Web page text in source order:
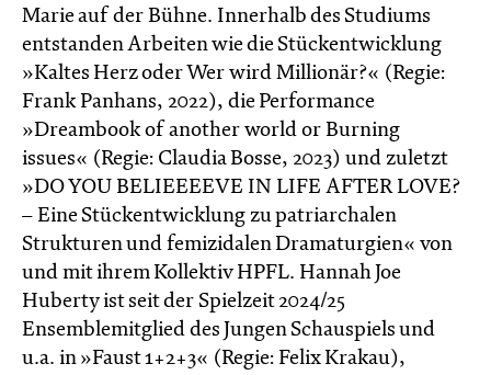
Marie auf der Bühne. Innerhalb des Studiums
entstanden Arbeiten wie die Stückentwicklung
»Kaltes Herz oder Wer wird Millionär?« (Regie:
Frank Panhans, 2022), die Performance
»Dreambook of another world or Burning
issues« (Regie: Claudia Bosse, 2023) und zuletzt
»DO YOU BELIEEEEVE IN LIFE AFTER LOVE?
– Eine Stückentwicklung zu patriarchalen
Strukturen und femizidalen Dramaturgien« von
und mit ihrem Kollektiv HPFL. Hannah Joe
Huberty ist seit der Spielzeit 2024/25
Ensemblemitglied des Jungen Schauspiels und
u.a. in »Faust 1+2+3« (Regie: Felix Krakau),